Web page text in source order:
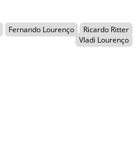
Fernando Lourenço
Ricardo Ritter
Vladi Lourenço